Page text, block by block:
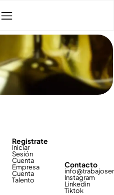
Registrate
Iniciar
Sesión
Cuenta
Empresa
Cuenta
Talento
Contacto
Instagram
Linkedin
Tiktok